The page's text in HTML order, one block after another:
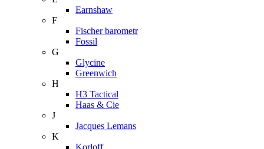
Earnshaw
F
Fischer barometr
Fossil
G
Glycine
Greenwich
H
H3 Tactical
Haas & Cie
J
Jacques Lemans
K
Korloff